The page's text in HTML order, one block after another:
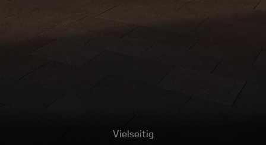
Vielseitig